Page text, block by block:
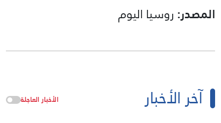
المصدر: روسيا اليوم
آخر الأخبار الأخبار العاجلة